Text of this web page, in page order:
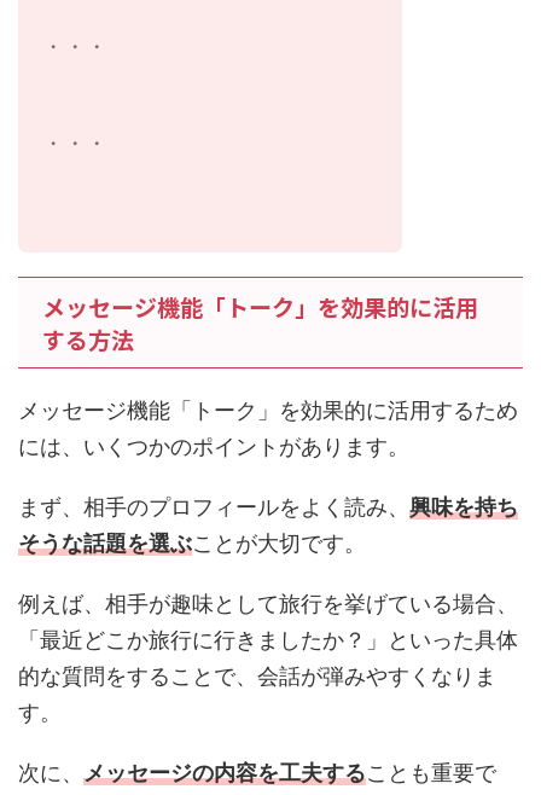
・・・
・・・
メッセージ機能「トーク」を効果的に活用
する方法
メッセージ機能「トーク」を効果的に活用するため
には、いくつかのポイントがあります。
まず、相手のプロフィールをよく読み、 興味を持ち
そうな話題を選ぶことが大切です。
例えば、相手が趣味として旅行を挙げている場合、
「最近どこか旅行に行きましたか？」といった具体
的な質問をすることで、会話が弾みやすくなりま
す。
次に、 メッセージの内容を工夫する ことも重要で